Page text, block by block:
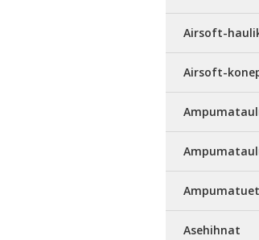
Airsoft-
Airsoft-
Ampumatuet
Asehihnat